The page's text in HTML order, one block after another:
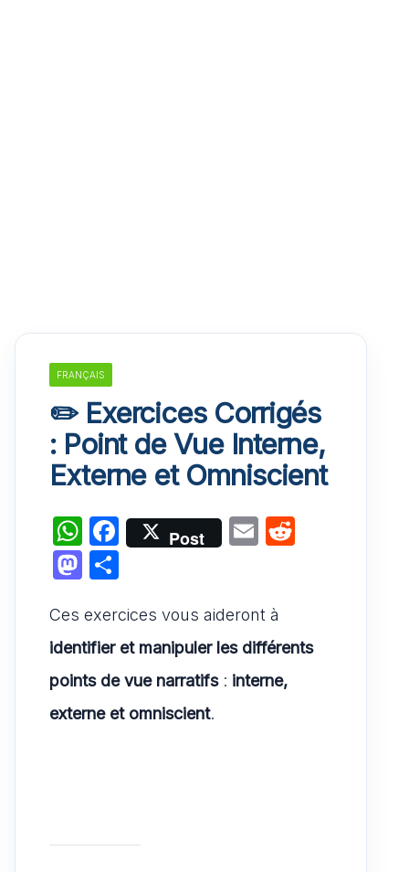
FRANÇAIS
✏️ Exercices Corrigés
: Point de Vue Interne,
Externe et Omniscient
W
h
at
s
A
p
p
F
a
e
b
o
o
Post
E
l
t
M
st
o
d
o
ta
g
er
Ces exercices vous aideront à
identifier et manipuler les différents
points de vue narratifs: interne,
externe et omniscient.